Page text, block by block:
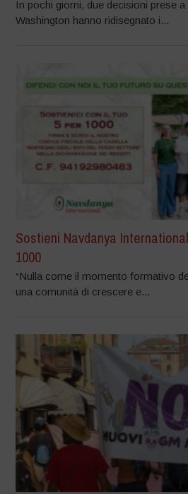
In pochi giorni, due decisioni prese
Washington hanno ridisegnato i...
Sostieni Navdanya
1000
“Nulla come il momento formativo
una comunità di crescere e...